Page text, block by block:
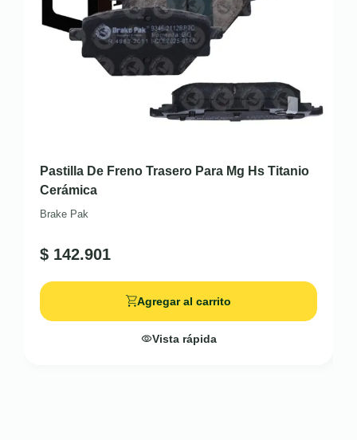
Pastilla De Freno Trasero Para Mg Hs Titanio
Cerámica
Brake Pak
$ 142.901
Agregar al carrito
Vista rápida